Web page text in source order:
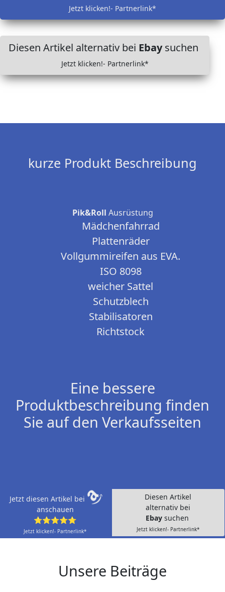
Jetzt klicken!- Partnerlink*
Diesen Artikel alternativ bei Ebaysuchen
Jetzt klicken!- Partnerlink*
kurze Produkt Beschreibung
Pik&Roll Ausrüstung
Mädchenfahrrad
Plattenräder
Vollgummireifen aus EVA.
ISO 8098
weicher Sattel
Schutzblech
Stabilisatoren
Richtstock
Eine bessere
Produktbeschreibung finden
Sie auf den Verkaufsseiten
Jetzt diesen Artikel bei
anschauen
⭐⭐⭐⭐⭐
Jetzt klicken!- Partnerlink*
Diesen Artikel
alternativ bei
Ebay suchen
Jetzt klicken!- Partnerlink*
Unsere Beiträge